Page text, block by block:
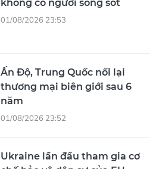
không có người sống sót
01/08/2026 23:53
Ấn Độ, Trung Quốc nối lại
thương mại biên giới sau 6
năm
01/08/2026 23:52
Ukraine lần đầu tham gia cơ